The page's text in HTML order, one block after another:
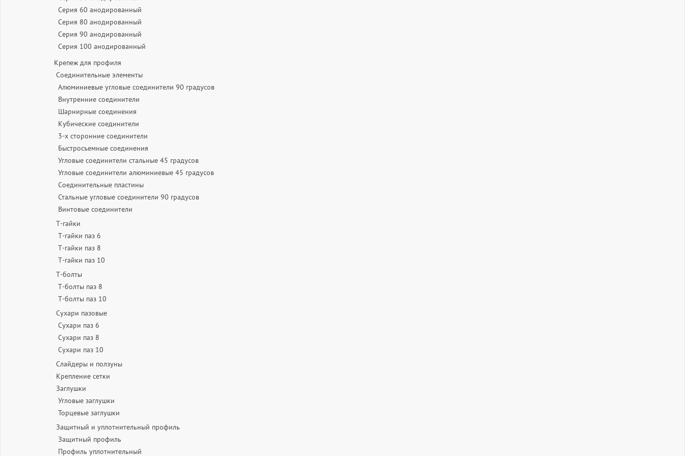
Серия 60 анодированный
Серия 80 анодированный
Серия 90 анодированный
Серия 100 анодированный
Крепеж для профиля
Соединительные элементы
Алюминиевые угловые соединители 90 градусов
Внутренние соединители
Шарнирные соединения
Кубические соединители
3-х сторонние соединители
Быстросъемные соединения
Угловые соединители стальные 45 градусов
Угловые соединители алюминиевые 45 градусов
Соединительные пластины
Стальные угловые соединители 90 градусов
Винтовые соединители
Т-гайки
Т-гайки паз 6
Т-гайки паз 8
Т-гайки паз 10
Т-болты
Т-болты паз 8
Т-болты паз 10
Сухари пазовые
Сухари паз 6
Сухари паз 8
Сухари паз 10
Слайдеры и ползуны
Крепление сетки
Заглушки
Угловые заглушки
Торцевые заглушки
Защитный и уплотнительный профиль
Защитный профиль
Профиль уплотнительный